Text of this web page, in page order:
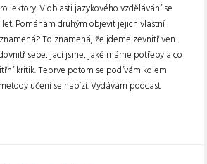
lektory. V oblasti jazykového vzdělávání se
let. Pomáhám druhým objevit jejich vlastní
To znamená, že jdeme zevnitř ven.
sebe, jací jsme, jaké máme potřeby a co
kritik. Teprve potom se podívám kolem
učení se nabízí. Vydávám podcast